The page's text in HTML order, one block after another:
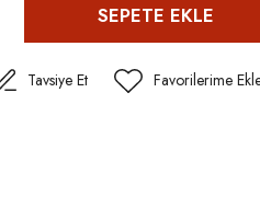
SEPETE EKLE
Tavsiye Et